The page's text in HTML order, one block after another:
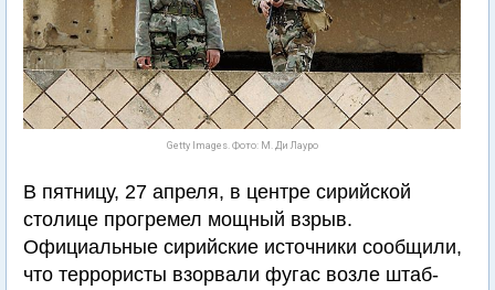
Getty Images. Фото: М. Ди Лауро
В пятницу, 27 апреля, в центре сирийской
столице прогремел мощный взрыв.
Официальные сирийские источники сообщили,
что террористы взорвали фугас возле штаб-